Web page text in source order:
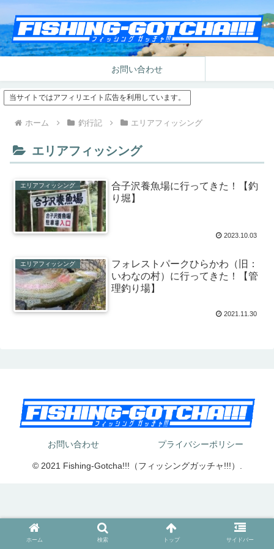
お問い合わせ
当サイトではアフィリエイト広告を利用しています。
ホーム 釣行記 エリアフィッシング
エリアフィッシング
エリアフィッシング
合子沢養魚場に行ってきた！【釣
り堀】
2023.10.03
エリアフィッシング
フォレストパークひらかわ（旧：
いわなの村）に行ってきた！【管
理釣り場】
2021.11.30
お問い合わせ プライバシーポリシー
© 2021 Fishing-Gotcha!!!（フィッシングガッチャ!!!）.
ホーム 検索 トップ サイドバー